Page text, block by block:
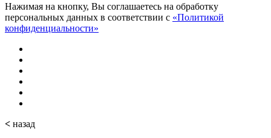
Нажимая на кнопку, Вы соглашаетесь на обработку
персональных данных в соответствии с «Политикой
конфиденциальности»
< назад